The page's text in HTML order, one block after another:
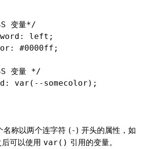
变量*/
left;
#0000ff;
变量 */
var(--somecolor);
名称以两个连字符 (- ) 开头的属性，如
可以使用 var() 引用的变量。